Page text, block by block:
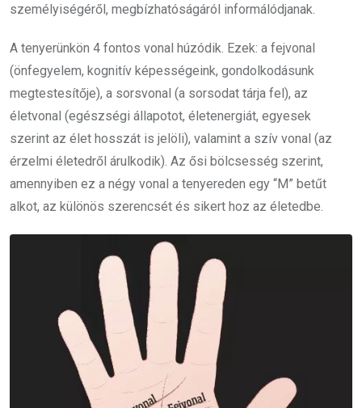
személyiségéről, megbízhatóságáról informálódjanak.
A tenyerünkön 4 fontos vonal húzódik. Ezek: a fejvonal
(önfegyelem, kognitív képességeink, gondolkodásunk
megtestesítője), a sorsvonal (a sorsodat tárja fel), az
életvonal (egészségi állapotot, életenergiát, egyesek
szerint az élet hosszát is jelöli), valamint a szív vonal (az
érzelmi életedről árulkodik). Az ősi bölcsesség szerint,
amennyiben ez a négy vonal a tenyereden egy “M” betűt
alkot, az különös szerencsét és sikert hoz az életedbe.